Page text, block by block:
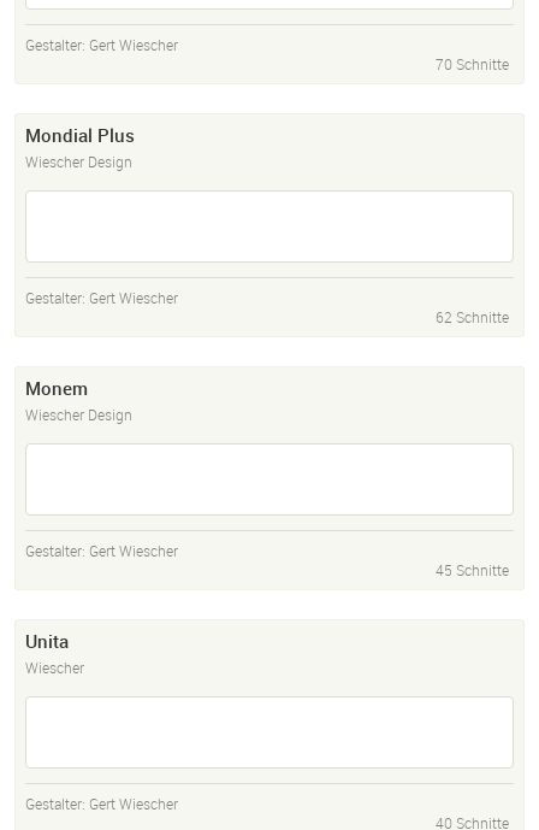
Gestalter: Gert Wiescher
70 Schnitte
Mondial Plus
Wiescher Design
Gestalter: Gert Wiescher
62 Schnitte
Monem
Wiescher Design
Gestalter: Gert Wiescher
45 Schnitte
Unita
Wiescher
Gestalter: Gert Wiescher
40 Schnitte